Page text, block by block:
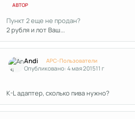
АВТОР
Пункт 2 еще не продан?
2 рубля и лот Ваш...
Andi APC-Пользователи
Опубликовано:4 мая 201511 г
K-L адаптер, сколько пива нужно?